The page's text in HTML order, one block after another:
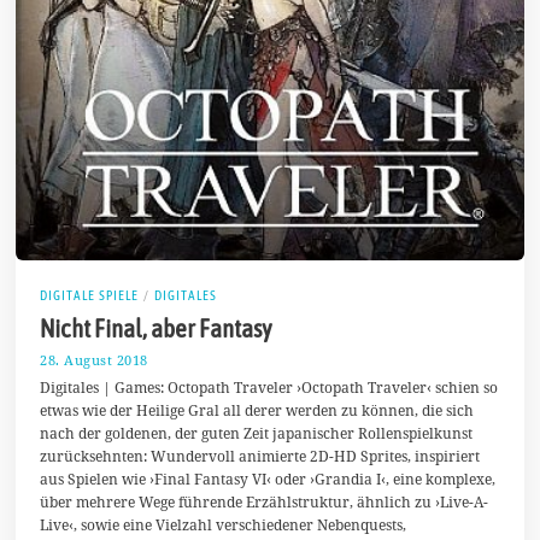
DIGITALE SPIELE / DIGITALES
Nicht Final, aber Fantasy
28. August 2018
S
e
p
t
m
b
e
Digitales | Games: Octopath Traveler ›Octopath Traveler‹ schien so
etwas wie der Heilige Gral all derer werden zu können, die sich
nach der goldenen, der guten Zeit japanischer Rollenspielkunst
zurücksehnten: Wundervoll animierte 2D-HD Sprites, inspiriert
aus Spielen wie ›Final Fantasy VI‹ oder ›Grandia I‹, eine komplexe,
über mehrere Wege führende Erzählstruktur, ähnlich zu ›Live-A-
Live‹, sowie eine Vielzahl verschiedener Nebenquests,